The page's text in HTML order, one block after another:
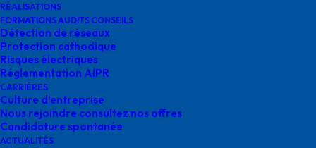
RÉALISATIONS
FORMATIONS AUDITS CONSEILS
Détection de réseaux
Protection cathodique
Risques électriques
Réglementation AIPR
CARRIÈRES
Culture d’entreprise
Nous rejoindre consultez nos offres
Candidature spontanée
ACTUALITÉS